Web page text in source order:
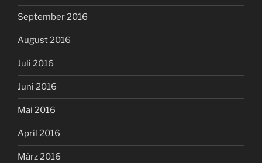
September 2016
August 2016
Juli 2016
Juni 2016
Mai 2016
April 2016
März 2016